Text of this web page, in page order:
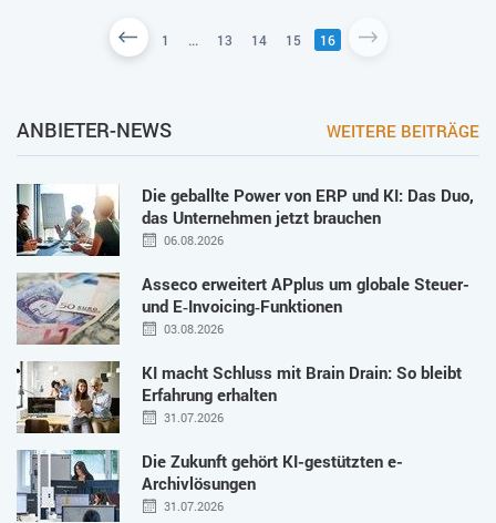
1 ... 13 14 15 16
ANBIETER-NEWS WEITERE BEITRÄGE
Die geballte Power von ERP und KI: Das Duo,
das Unternehmen jetzt brauchen
06.08.2026
Asseco erweitert APplus um globale Steuer-
und E‑Invoicing‑Funktionen
03.08.2026
KI macht Schluss mit Brain Drain: So bleibt
Erfahrung erhalten
31.07.2026
Die Zukunft gehört KI-gestützten e-
Archivlösungen
31.07.2026